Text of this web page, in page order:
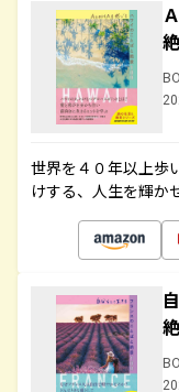
世界を４０年以上歩
けする、人生を輝か